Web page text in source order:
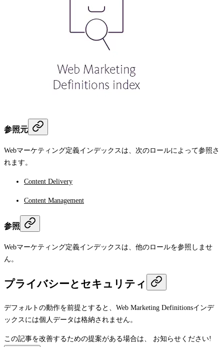
参照元
Webマーケティング定義インデックスは、次のロールによって参照さ
れます。
Content Delivery
Content Management
参照
Webマーケティング定義インデックスは、他のロールを参照しませ
ん。
プライバシーとセキュリティ
デフォルトの動作を前提とすると、Web Marketing Definitionsインデ
ックスには個人データは格納されません。
この記事を改善するための提案がある場合は、 お知らせください!